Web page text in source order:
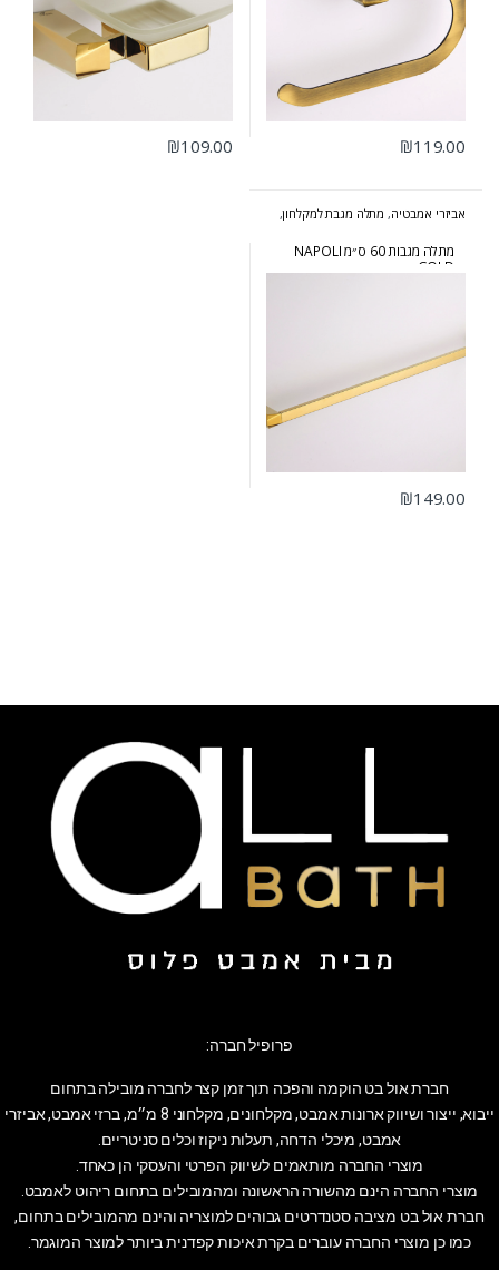
₪119.00
₪109.00
אביזרי אמבטיה, מתלה מגבת למקלחון,
מתלה מגבות 60 ס״מ NAPOLI
GOLD
₪149.00
פרופיל חברה:
חברת אול בט הוקמה והפכה תוך זמן קצר לחברה מובילה בתחום
ייבוא, ייצור ושיווק ארונות אמבט, מקלחונים, מקלחוני 8 מ״מ, ברזי אמבט, אביזרי
אמבט, מיכלי הדחה, תעלות ניקוז וכלים סניטריים.
מוצרי החברה מותאמים לשיווק הפרטי והעסקי הן כאחד.
מוצרי החברה הינם מהשורה הראשונה ומהמובילים בתחום ריהוט לאמבט.
חברת אול בט מציבה סטנדרטים גבוהים למוצריה והינם מהמובילים בתחום,
כמו כן מוצרי החברה עוברים בקרת איכות קפדנית ביותר למוצר המוגמר.